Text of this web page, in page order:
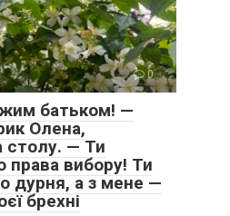
0
батьком! —
Олена,
столу. — Ти
права вибору! Ти
дурня, а з мене —
брехні